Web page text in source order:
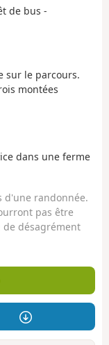
de bus -
sur le parcours.
montées
dans une ferme
d'une randonnée.
pas être
de désagrément